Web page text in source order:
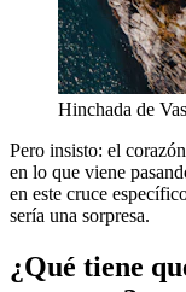
Hinchada de
Pero insisto: el
en lo que viene
en este cruce
sería una sorpresa.
¿Qué tiene